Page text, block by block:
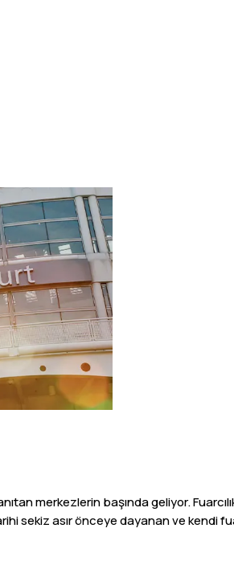
merkezlerin başında geliyor.
sekiz asır önceye dayanan ve kendi